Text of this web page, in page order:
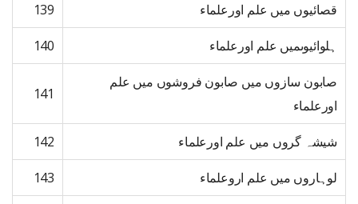
قصائیوں میں علم اورعلماء 139
ہلوائیوںمیں علم اورعلماء 140
صابون سازوں میں صابون فروشوں میں علم
اورعلماء
141
شیشہ گروں میں علم اورعلماء 142
لوہاروں میں علم اروعلماء 143